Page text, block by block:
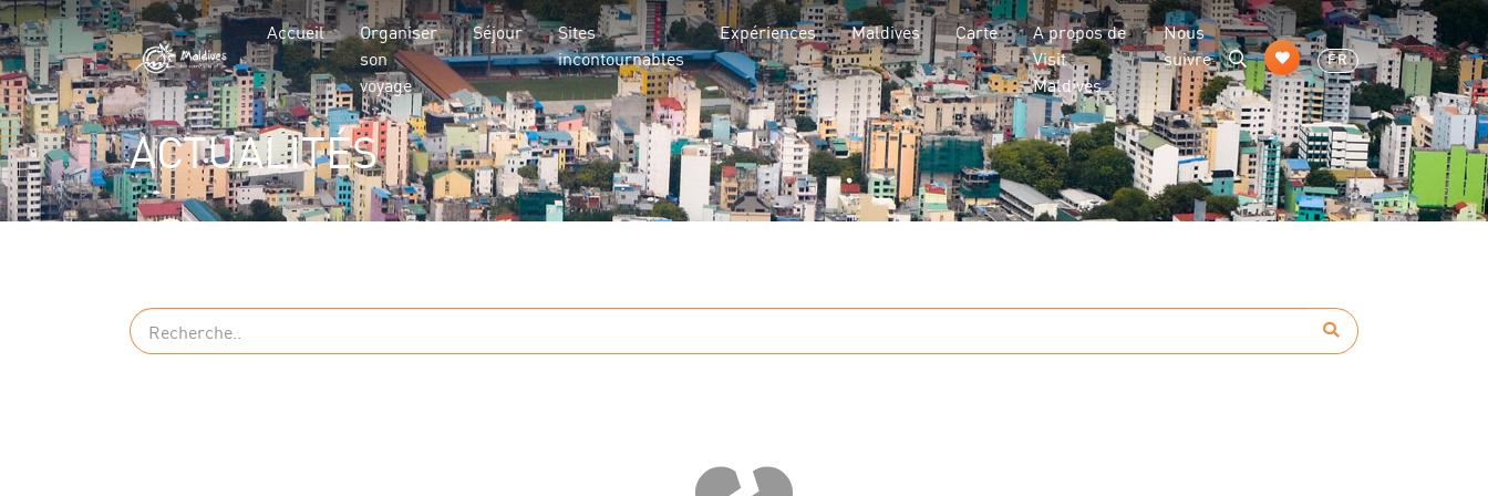
Accueil
Organiser
son
voyage
Séjour
Sites
incontournables
Expériences Maldives Carte
A propos de
Visit
Maldives
Nous
suivre
FR
ACTUALITÉS